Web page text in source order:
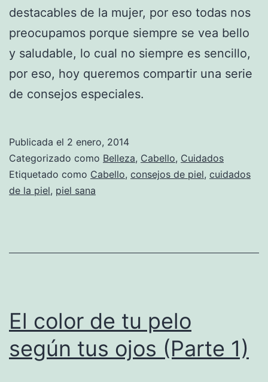
destacables de la mujer, por eso todas nos
preocupamos porque siempre se vea bello
y saludable, lo cual no siempre es sencillo,
por eso, hoy queremos compartir una serie
de consejos especiales.
Publicada el 2 enero, 2014
Categorizado como Belleza, Cabello, Cuidados
Etiquetado como Cabello, consejos de piel, cuidados
de la piel, piel sana
El color de tu pelo
según tus ojos (Parte 1)